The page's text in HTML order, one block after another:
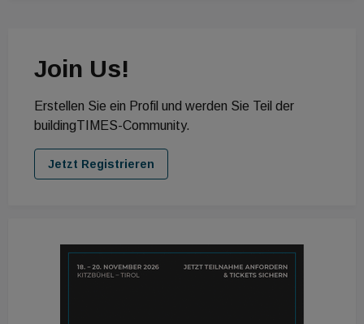
Join Us!
Erstellen Sie ein Profil und werden Sie Teil der
buildingTIMES-Community.
Jetzt Registrieren